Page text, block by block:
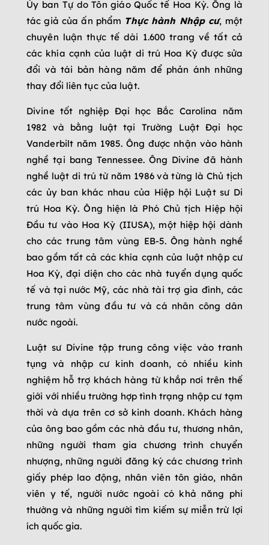
Ủy ban Tự do Tôn giáo Quốc tế Hoa Kỳ. Ông là
tác giả của ấn phẩm Thực hành Nhập cư, một
chuyên luận thực tế dài 1.600 trang về tất cả
các khía cạnh của luật di trú Hoa Kỳ được sửa
đổi và tái bản hàng năm để phản ánh những
thay đổi liên tục của luật.
Divine tốt nghiệp Đại học Bắc Carolina năm
1982 và bằng luật tại Trường Luật Đại học
Vanderbilt năm 1985. Ông được nhận vào hành
nghề tại bang Tennessee. Ông Divine đã hành
nghề luật di trú từ năm 1986 và từng là Chủ tịch
các ủy ban khác nhau của Hiệp hội Luật sư Di
trú Hoa Kỳ. Ông hiện là Phó Chủ tịch Hiệp hội
Đầu tư vào Hoa Kỳ (IIUSA), một hiệp hội dành
cho các trung tâm vùng EB-5. Ông hành nghề
bao gồm tất cả các khía cạnh của luật nhập cư
Hoa Kỳ, đại diện cho các nhà tuyển dụng quốc
tế và tại nước Mỹ, các nhà tài trợ gia đình, các
trung tâm vùng đầu tư và cá nhân công dân
nước ngoài.
Luật sư Divine tập trung công việc vào tranh
tụng và nhập cư kinh doanh, có nhiều kinh
nghiệm hỗ trợ khách hàng từ khắp nơi trên thế
giới với nhiều trường hợp tình trạng nhập cư tạm
thời và dựa trên cơ sở kinh doanh. Khách hàng
của ông bao gồm các nhà đầu tư, thương nhân,
những người tham gia chương trình chuyển
nhượng, những người đăng ký các chương trình
giấy phép lao động, nhân viên tôn giáo, nhân
viên y tế, người nước ngoài có khả năng phi
thường và những người tìm kiếm sự miễn trừ lợi
ích quốc gia.